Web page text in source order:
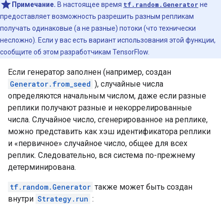
Примечание. В настоящее время tf.random.Generator не
предоставляет возможность разрешить разным репликам
получать одинаковые (а не разные) потоки (что технически
несложно). Если у вас есть вариант использования этой функции,
сообщите об этом разработчикам TensorFlow.
Если генератор заполнен (например, создан
Generator.from_seed ), случайные числа
определяются начальным числом, даже если разные
реплики получают разные и некоррелированные
числа. Случайное число, сгенерированное на реплике,
можно представить как хэш идентификатора реплики
и «первичное» случайное число, общее для всех
реплик. Следовательно, вся система по-прежнему
детерминирована.
tf.random.Generator также может быть создан
внутри Strategy.run :